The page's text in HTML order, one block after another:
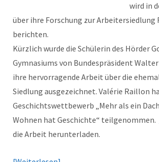
wird in
über ihre Forschung zur Arbeitersiedlung
berichten.
Kürzlich wurde die Schülerin des Hörder
Gymnasiums von Bundespräsident
ihre hervorragende Arbeit über die
Siedlung ausgezeichnet. Valérie Raillon
Geschichtswettbewerb „Mehr als ein
Wohnen hat Geschichte“ teilgenommen.
die Arbeit herunterladen.